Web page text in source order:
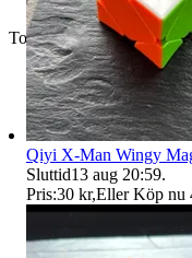
Toppsäljare
Qiyi X-Man Wingy
Sluttid13 aug 20:59.
Pris:30 kr,Eller Köp nu